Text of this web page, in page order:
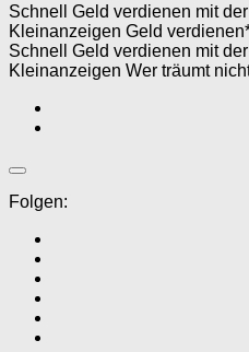
Schnell Geld verdienen mit
Kleinanzeigen Geld
Schnell Geld verdienen mit
Kleinanzeigen Wer träumt
Folgen: